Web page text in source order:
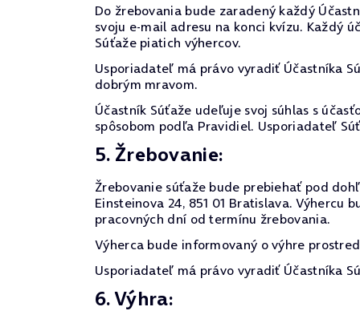
Do žrebovania bude zaradený každý
svoju e-mail adresu na konci kvízu. Každý
Súťaže piatich výhercov.
Usporiadateľ má právo vyradiť Účastníka
dobrým mravom.
Účastník Súťaže udeľuje svoj súhlas s
spôsobom podľa Pravidiel. Usporiadateľ
5. Žrebovanie:
Žrebovanie súťaže bude prebiehať pod
Einsteinova 24, 851 01 Bratislava. Výhercu
pracovných dní od termínu žrebovania.
Výherca bude informovaný o výhre
Usporiadateľ má právo vyradiť Účastníka
6. Výhra: